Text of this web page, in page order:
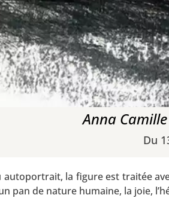
Anna
Du
la figure est traitée
pan de nature humaine, la joie,